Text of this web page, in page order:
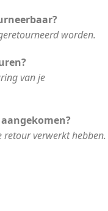
worden.
van je
retour verwerkt hebben.